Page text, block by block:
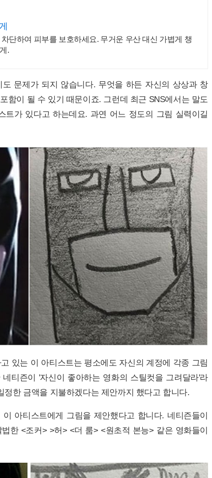
단하여 피부를 보호하세요. 무거운 우산 대신 가볍게 챙
.
문제가 되지 않습니다. 무엇을 하든 자신의 상상과 창
함이 될 수 있기 때문이죠. 그런데 최근 SNS에서는 말도
트가 있다고 하는데요. 과연 어느 정도의 그림 실력이길
있는 이 아티스트는 평소에도 자신의 계정에 각종 그림
티즌이 '자신이 좋아하는 영화의 스틸컷을 그려달라'라
한 금액을 지불하겠다는 제안까지 했다고 합니다.
아티스트에게 그림을 제안했다고 합니다. 네티즌들이
한 <조커> >허> <더 룸> <원초적 본능> 같은 영화들이